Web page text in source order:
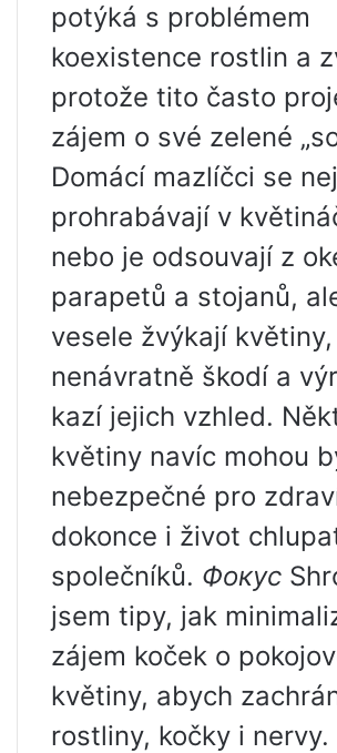
potýká s problémem
koexistence rostlin a
protože tito často
zájem o své zelené
Domácí mazlíčci se
prohrabávají v
nebo je odsouvají z
parapetů a stojanů,
vesele žvýkají
nenávratně škodí a
kazí jejich vzhled.
květiny navíc mohou
nebezpečné pro
dokonce i život
společníků. Фокус
jsem tipy, jak
zájem koček o
květiny, abych
rostliny, kočky i nervy.